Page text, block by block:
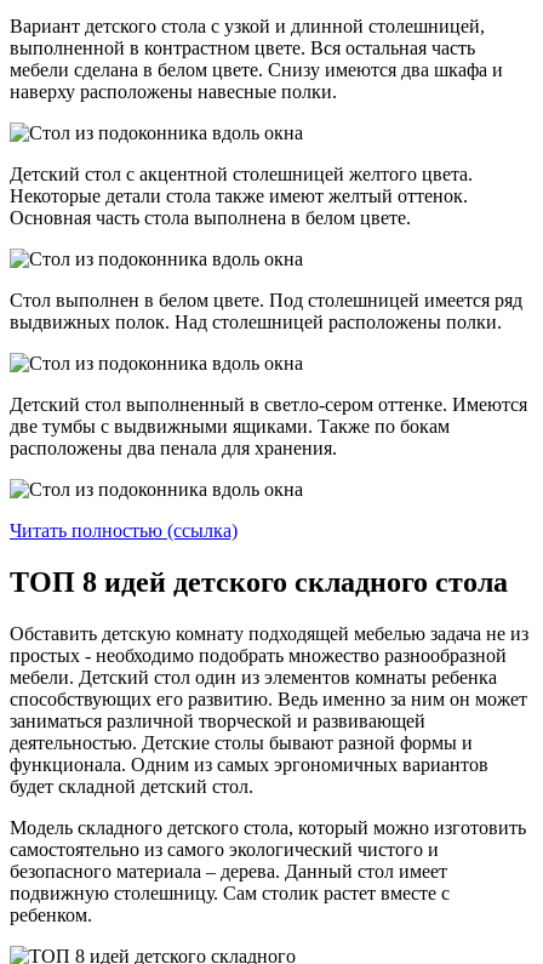
Вариант детского стола с узкой и длинной столешницей,
выполненной в контрастном цвете. Вся остальная часть
мебели сделана в белом цвете. Снизу имеются два шкафа и
наверху расположены навесные полки.
Детский стол с акцентной столешницей желтого цвета.
Некоторые детали стола также имеют желтый оттенок.
Основная часть стола выполнена в белом цвете.
Стол выполнен в белом цвете. Под столешницей имеется ряд
выдвижных полок. Над столешницей расположены полки.
Детский стол выполненный в светло-сером оттенке. Имеются
две тумбы с выдвижными ящиками. Также по бокам
расположены два пенала для хранения.
Читать полностью (ссылка)
ТОП 8 идей детского складного стола
Обставить детскую комнату подходящей мебелью задача не из
простых - необходимо подобрать множество разнообразной
мебели. Детский стол один из элементов комнаты ребенка
способствующих его развитию. Ведь именно за ним он может
заниматься различной творческой и развивающей
деятельностью. Детские столы бывают разной формы и
функционала. Одним из самых эргономичных вариантов
будет складной детский стол.
Модель складного детского стола, который можно изготовить
самостоятельно из самого экологический чистого и
безопасного материала – дерева. Данный стол имеет
подвижную столешницу. Сам столик растет вместе с
ребенком.